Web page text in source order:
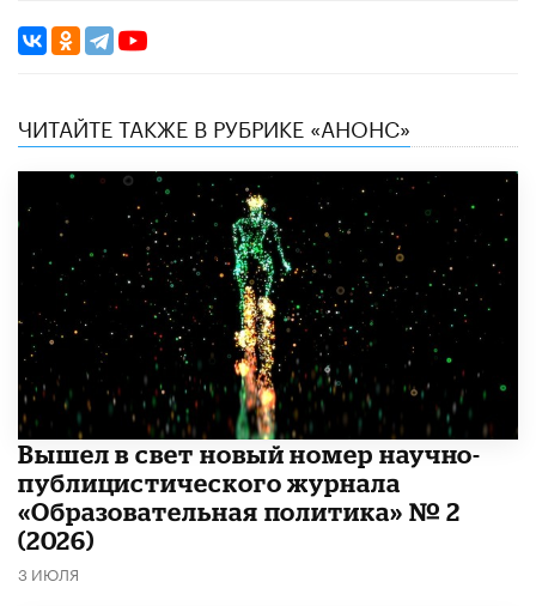
ЧИТАЙТЕ ТАКЖЕ В РУБРИКЕ «АНОНС»
Вышел в свет новый номер научно-
публицистического журнала
«Образовательная политика» № 2
(2026)
3 ИЮЛЯ